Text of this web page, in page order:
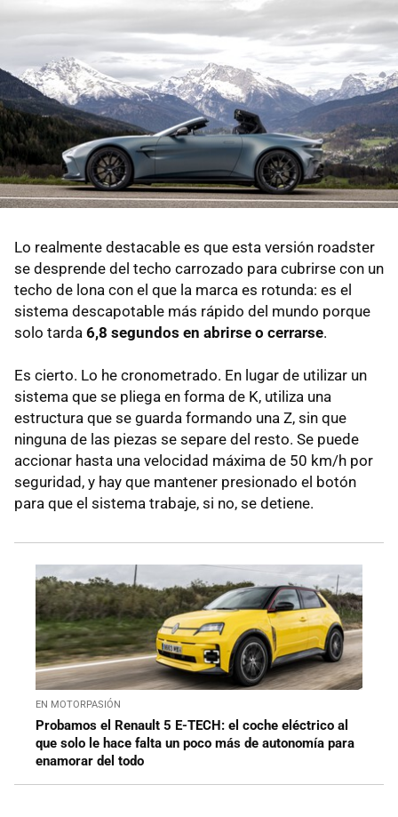
Lo realmente destacable es que esta versión roadster
se desprende del techo carrozado para cubrirse con un
techo de lona con el que la marca es rotunda: es el
sistema descapotable más rápido del mundo porque
solo tarda 6,8 segundos en abrirse o cerrarse.
Es cierto. Lo he cronometrado. En lugar de utilizar un
sistema que se pliega en forma de K, utiliza una
estructura que se guarda formando una Z, sin que
ninguna de las piezas se separe del resto. Se puede
accionar hasta una velocidad máxima de 50 km/h por
seguridad, y hay que mantener presionado el botón
para que el sistema trabaje, si no, se detiene.
EN MOTORPASIÓN
Probamos el Renault 5 E-TECH: el coche eléctrico al
que solo le hace falta un poco más de autonomía para
enamorar del todo